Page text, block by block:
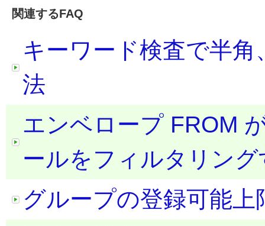
関連するFAQ
キーワード検査で半
法
エンベロープ FROM
ールをフィルタリン
グループの登録可能